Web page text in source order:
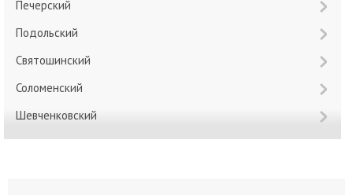
Печерский
Подольский
Святошинский
Соломенский
Шевченковский